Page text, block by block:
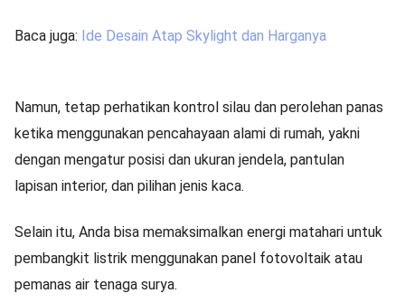
Baca juga: Ide Desain Atap Skylight dan Harganya
Namun, tetap perhatikan kontrol silau dan perolehan panas
ketika menggunakan pencahayaan alami di rumah, yakni
dengan mengatur posisi dan ukuran jendela, pantulan
lapisan interior, dan pilihan jenis kaca.
Selain itu, Anda bisa memaksimalkan energi matahari untuk
pembangkit listrik menggunakan panel fotovoltaik atau
pemanas air tenaga surya.